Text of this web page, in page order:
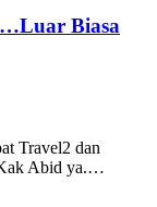
Biasa
Travel2 dan
Abid ya.…